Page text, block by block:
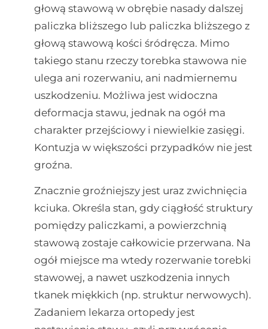
głową stawową w obrębie nasady dalszej
paliczka bliższego lub paliczka bliższego z
głową stawową kości śródręcza. Mimo
takiego stanu rzeczy torebka stawowa nie
ulega ani rozerwaniu, ani nadmiernemu
uszkodzeniu. Możliwa jest widoczna
deformacja stawu, jednak na ogół ma
charakter przejściowy i niewielkie zasięgi.
Kontuzja w większości przypadków nie jest
groźna.
Znacznie groźniejszy jest uraz zwichnięcia
kciuka. Określa stan, gdy ciągłość struktury
pomiędzy paliczkami, a powierzchnią
stawową zostaje całkowicie przerwana. Na
ogół miejsce ma wtedy rozerwanie torebki
stawowej, a nawet uszkodzenia innych
tkanek miękkich (np. struktur nerwowych).
Zadaniem lekarza ortopedy jest